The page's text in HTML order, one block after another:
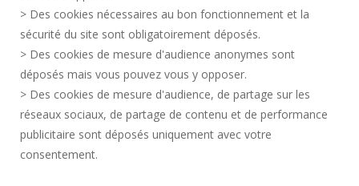
RECRUITMENTS
CREDITS
PRESS AREA
SOCIAL MAP
CONTACT
COOKIE MANAGEMENT
> Des cookies nécessaires au bon fonctionnement et la
sécurité du site sont obligatoirement déposés.
> Des cookies de mesure d'audience anonymes sont
déposés mais vous pouvez vous y opposer.
> Des cookies de mesure d'audience, de partage sur les
réseaux sociaux, de partage de contenu et de performance
publicitaire sont déposés uniquement avec votre
consentement.